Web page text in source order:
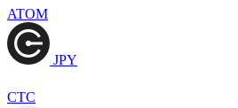
ATOM
JPY
CTC